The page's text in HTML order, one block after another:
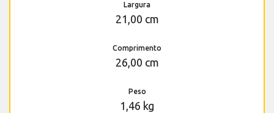
Largura
21,00 cm
Comprimento
26,00 cm
Peso
1,46 kg